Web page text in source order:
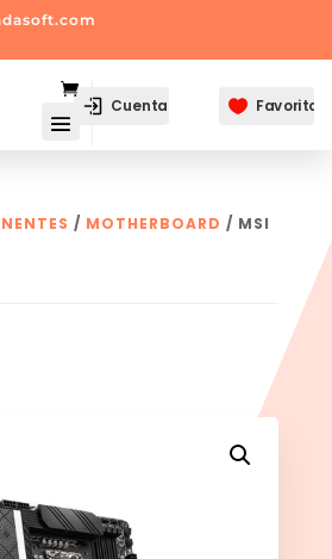
Cuenta  Favoritos
/ MOTHERBOARD / MSI